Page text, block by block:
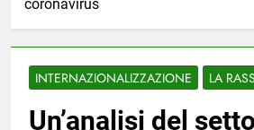
coronavirus
INTERNAZIONALIZZAZIONE LA
Un’analisi del